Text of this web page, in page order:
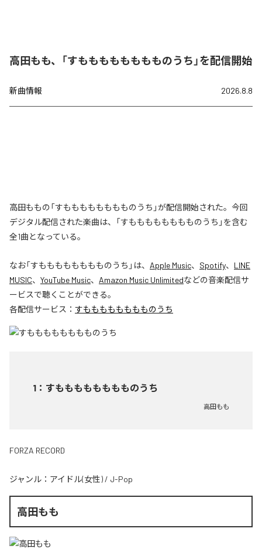
高田もも、「すもももももももものうち」を配信開始
新曲情報 2026.8.8
高田ももの「すもももももももものうち」が配信開始された。今回
デジタル配信された楽曲は、「すもももももももものうち」を含む
全1曲となっている。
なお「すもももももももものうち 」は、 Apple Music、 Spotify、 LINE
MUSIC、 YouTube Music、 Amazon Music Unlimitedなどの音楽配信サ
ービスで聴くことができる。
各配信サービス： すもももももももものうち
1 ： すもももももももものうち
高田もも
FORZA RECORD
ジャンル： アイドル(女性) / J-Pop
高田もも